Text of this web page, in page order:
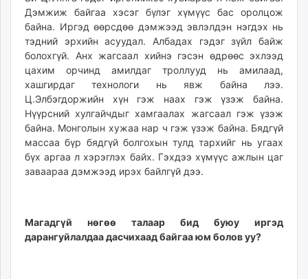
unuudur.mn
isee.mn
mglradio.com
itoim.mn
tumen.mn
shuum.mn
times.mn
tvmongolia.mn
mass.mn
toim.mn
tac.mn
Дэмжиж байгаа хэсэг бүлэг хүмүүс бас оролцож
байна. Иргэд өөрсдөө дэмжээд эвлэлдэн нэгдэх нь
тэдний эрхийн асуудал. Албадах гэдэг зүйл байж
болохгүй. Анх жагсаал хийнэ гэсэн өдрөөс эхлээд
цахим орчинд амилдаг троллууд нь амилаад,
хашгирдаг технологи нь явж байна лээ.
Ц.Элбэгдоржийн хүн гэж наах гэж үзэж байна.
Нүүрсний хулгайчдыг хамгаалах жагсаал гэж үзэж
байна. Монголын хужаа нар ч гэж үзэж байна. Бядгүй
массаа бүр бядгүй болгохын тулд тархийг нь угаах
бүх аргаа л хэрэглэх байх. Гэхдээ хүмүүс ажлын цаг
заваараа дэмжээд ирэх байлгүй дээ.
Магадгүй нөгөө талаар бид буюу иргэд
дарангуйлалдаа дасчихаад байгаа юм болов уу?